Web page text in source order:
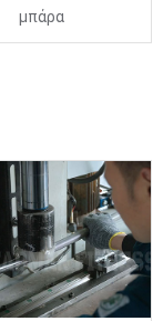
μπάρα